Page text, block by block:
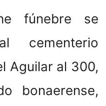
fúnebre se
cementerio
Aguilar al 300,
bonaerense,